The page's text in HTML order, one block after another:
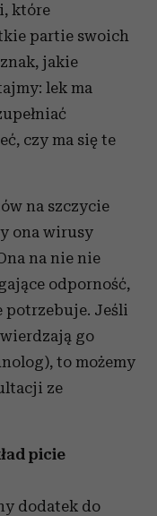
które
partie swoich
jakie
lek ma
czy ma się te
na szczycie
ona wirusy
na nie nie
odporność,
potrzebuje. Jeśli
go
to możemy
ze
picie
dodatek do